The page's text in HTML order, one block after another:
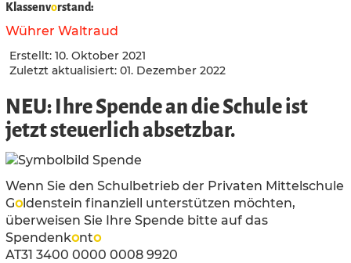
Klassenvorstand:
Wührer Waltraud
Erstellt: 10. Oktober 2021
Zuletzt aktualisiert: 01. Dezember 2022
NEU: Ihre Spende an die Schule ist
jetzt steuerlich absetzbar.
Wenn Sie den Schulbetrieb der Privaten Mittelschule
Goldenstein finanziell unterstützen möchten,
überweisen Sie Ihre Spende bitte auf das
Spendenkonto
AT31 3400 0000 0008 9920